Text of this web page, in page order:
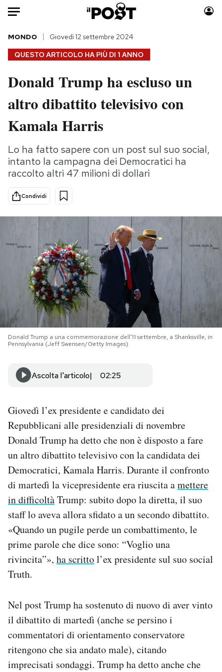
Auto
HOME
Italia
Politica
Tecnologia
Scienza
Cultura
Sport
Moda
Consumismi
Media
Europa
PODCAST
NEWSLETTER
I MIEI PREFERITI
SHOP
CALENDARIO
AREA PERSONALE
Area Personale
Newsletter
Notifiche mobile
Regala il Post
Esci
QUESTO ARTICOLO HA PIÙ DI 1 ANNO
MONDO Giovedì 12 settembre 2024
Donald Trump ha escluso un
altro dibattito televisivo con
Kamala Harris
Lo ha fatto sapere con un post sul suo social,
intanto la campagna dei Democratici ha
raccolto altri 47 milioni di dollari
Condividi
Donald Trump a una commemorazione dell'11 settembre, a Shanksville, in
Pennsylvania (Jeff Swensen/Getty Images)
Ascolta l'articolo 02:25
Giovedì l’ex presidente e candidato dei
Repubblicani alle presidenziali di novembre
Donald Trump ha detto che non è disposto a fare
un altro dibattito televisivo con la candidata dei
Democratici, Kamala Harris. Durante il confronto
di martedì la vicepresidente era riuscita amettere
in difficoltàTrump: subito dopo la diretta, il suo
staff lo aveva allora sfidato a un secondo dibattito.
«Quando un pugile perde un combattimento, le
prime parole che dice sono: “Voglio una
rivincita”», ha scrittol’ex presidente sul suo social
Truth.
Nel post Trump ha sostenuto di nuovo di aver vinto
il dibattito di martedì (anche se persino i
commentatori di orientamento conservatore
ritengono che sia andato male), citando
imprecisati sondaggi. Trump ha detto anche che